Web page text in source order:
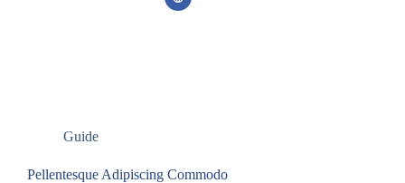
Guide
Pellentesque Adipiscing Commodo